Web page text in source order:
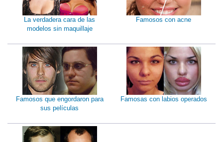
La verdadera cara de las
modelos sin maquillaje
Famosos con acne
Famosos que engordaron para
sus películas
Famosas con labios operados